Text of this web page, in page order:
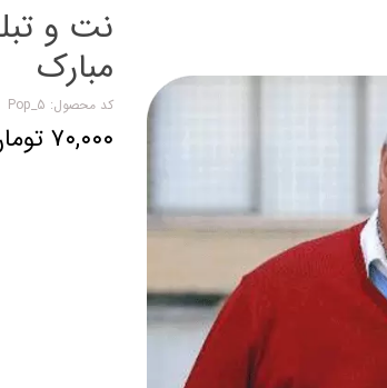
نت و
مبارک
کد محصول: Pop_5
۷۰,۰۰۰ تومان